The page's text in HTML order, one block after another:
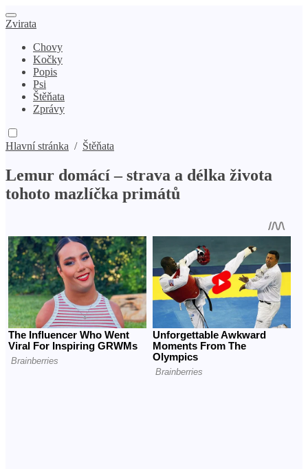
Zvirata
Chovy
Kočky
Popis
Psi
Štěňata
Zprávy
Hlavní stránka / Štěňata
Lemur domácí – strava a délka života
tohoto mazlíčka primátů